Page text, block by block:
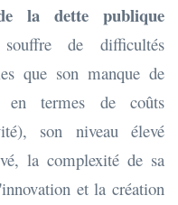
la dette publique
de difficultés
que son manque de
en termes de coûts
son niveau élevé
la complexité de sa
et la création